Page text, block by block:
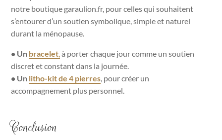
notre boutique garaulion.fr, pour celles qui souhaitent
s’entourer d’un soutien symbolique, simple et naturel
durant la ménopause.
• Un bracelet,à porter chaque jour comme un soutien
discret et constant dans la journée.
• Un litho-kit de 4 pierres, pour créer un
accompagnement plus personnel.
Conclusion